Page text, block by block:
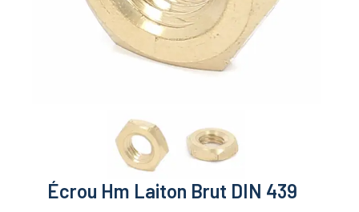
Écrou Hm Laiton Brut DIN 439